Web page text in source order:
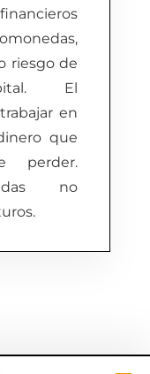
riesgo de
El
en
que
perder.
no